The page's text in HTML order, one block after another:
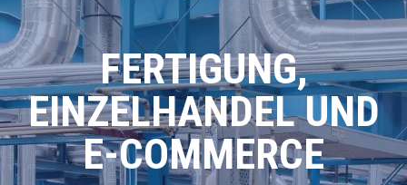
FERTIGUNG,
EINZELHANDEL UND
E-COMMERCE